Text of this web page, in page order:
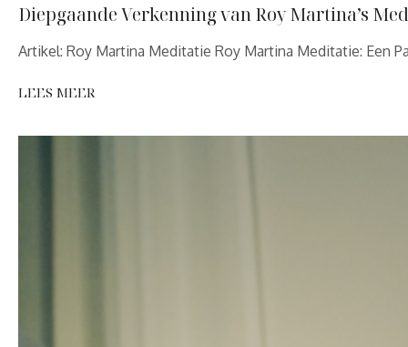
Diepgaande Verkenning van Roy Martina’s
Artikel: Roy Martina Meditatie Roy Martina Meditatie: Een
LEES MEER